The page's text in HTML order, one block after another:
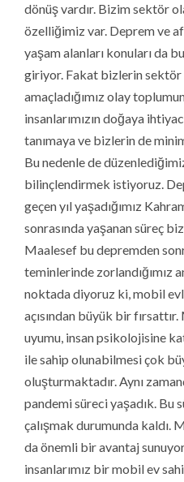
dönüş vardır. Bizim sektör
özelliğimiz var. Deprem ve
yaşam alanları konuları da
giriyor. Fakat bizlerin sektör
amaçladığımız olay
insanlarımızın doğaya
tanımaya ve bizlerin de
Bu nedenle de
bilinçlendirmek istiyoruz.
geçen yıl yaşadığımız
sonrasında yaşanan süreç
Maalesef bu depremden
teminlerinde zorlandığımız
noktada diyoruz ki, mobil
açısından büyük bir
uyumu, insan psikolojisine
ile sahip olunabilmesi çok
oluşturmaktadır. Aynı
pandemi süreci yaşadık. Bu
çalışmak durumunda kaldı.
da önemli bir avantaj
insanlarımız bir mobil ev